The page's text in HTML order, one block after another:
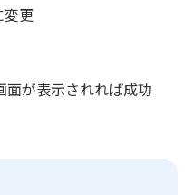
変更
が表示されれば成功